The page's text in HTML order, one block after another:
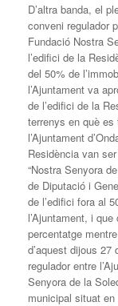
D’altra banda, el
conveni regulador
Fundació Nostra
l’edifici de la
del 50% de
l’Ajuntament va
de l’edifici de la
terrenys en què
l’Ajuntament
Residència van
“Nostra Senyora
de Diputació i
de l’edifici fora al
l’Ajuntament, i
percentatge
d’aquest dijous 27
regulador entre
Senyora de la
municipal situat